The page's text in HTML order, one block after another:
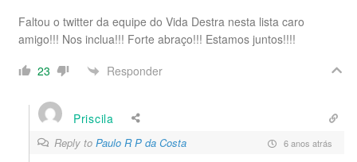
Faltou o twitter da equipe do Vida Destra nesta lista caro
amigo!!! Nos inclua!!! Forte abraço!!! Estamos juntos!!!!
23
Responder
Priscila
Reply to Paulo R P da Costa 6 anos atrás